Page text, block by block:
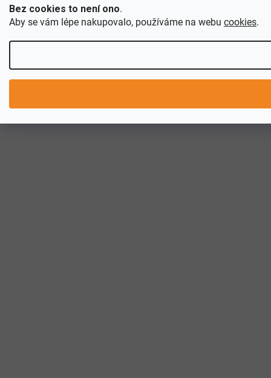
Bez cookies to není ono.
Aby se vám lépe nakupovalo, používáme na webu cookies.